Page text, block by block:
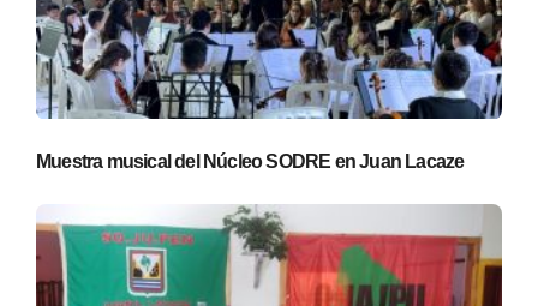
Muestra musical del Núcleo SODRE en Juan Lacaze